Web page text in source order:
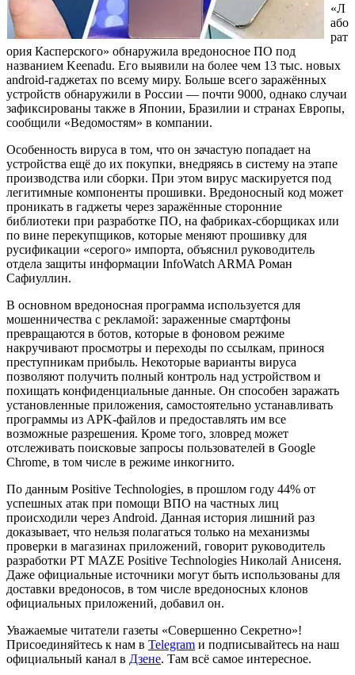
«Л
або
рат
ория Касперского» обнаружила вредоносное ПО под
названием Keenadu. Его выявили на более чем 13 тыс. новых
android-гаджетах по всему миру. Больше всего заражённых
устройств обнаружили в России — почти 9000, однако случаи
зафиксированы также в Японии, Бразилии и странах Европы,
сообщили «Ведомостям» в компании.
Особенность вируса в том, что он зачастую попадает на
устройства ещё до их покупки, внедряясь в систему на этапе
производства или сборки. При этом вирус маскируется под
легитимные компоненты прошивки. Вредоносный код может
проникать в гаджеты через заражённые сторонние
библиотеки при разработке ПО, на фабриках-сборщиках или
по вине перекупщиков, которые меняют прошивку для
русификации «серого» импорта, объяснил руководитель
отдела защиты информации InfoWatch ARMA Роман
Сафиуллин.
В основном вредоносная программа используется для
мошенничества с рекламой: зараженные смартфоны
превращаются в ботов, которые в фоновом режиме
накручивают просмотры и переходы по ссылкам, принося
преступникам прибыль. Некоторые варианты вируса
позволяют получить полный контроль над устройством и
похищать конфиденциальные данные. Он способен заражать
установленные приложения, самостоятельно устанавливать
программы из APK-файлов и предоставлять им все
возможные разрешения. Кроме того, зловред может
отслеживать поисковые запросы пользователей в Google
Chrome, в том числе в режиме инкогнито.
По данным Positive Technologies, в прошлом году 44% от
успешных атак при помощи ВПО на частных лиц
происходили через Android. Данная история лишний раз
доказывает, что нельзя полагаться только на механизмы
проверки в магазинах приложений, говорит руководитель
разработки PT MAZE Positive Technologies Николай Анисеня.
Даже официальные источники могут быть использованы для
доставки вредоносов, в том числе вредоносных клонов
официальных приложений, добавил он.
Уважаемые читатели газеты «Совершенно Секретно»!
Присоединяйтесь к нам в Telegram и подписывайтесь на наш
официальный канал в Дзене. Там всё самое интересное.